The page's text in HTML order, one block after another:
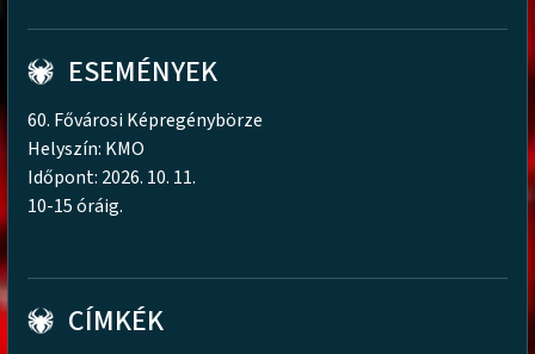
ESEMÉNYEK
60. Fővárosi Képregénybörze
Helyszín: KMO
Időpont: 2026. 10. 11.
10-15 óráig.
CÍMKÉK